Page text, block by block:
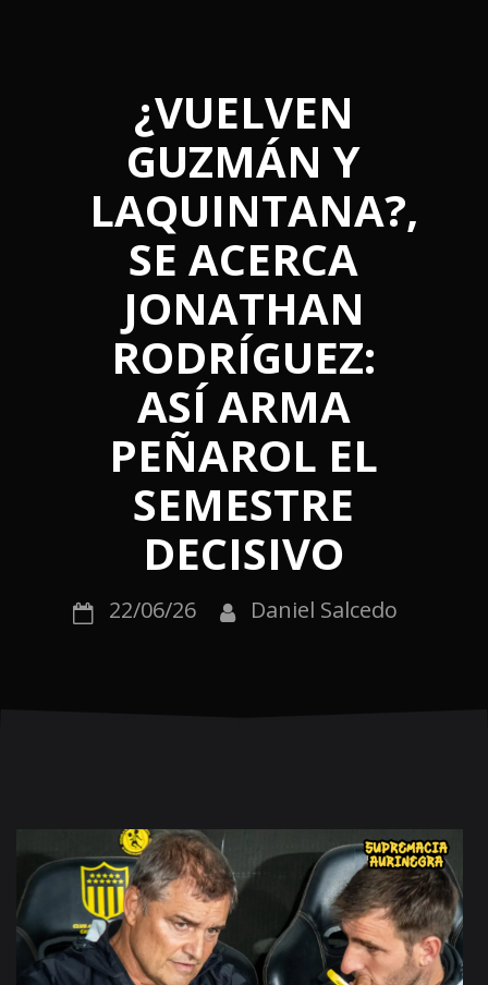
¿VUELVEN
GUZMÁN Y
LAQUINTANA?,
SE ACERCA
JONATHAN
RODRÍGUEZ:
ASÍ ARMA
PEÑAROL EL
SEMESTRE
DECISIVO
22/06/26 Daniel Salcedo